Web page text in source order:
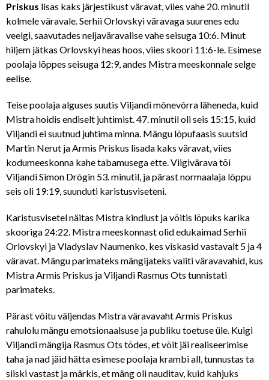
Priskus lisas kaks järjestikust väravat, viies vahe 20. minutil
kolmele väravale. Serhii Orlovskyi väravaga suurenes edu
veelgi, saavutades neljaväravalise vahe seisuga 10:6. Minut
hiljem jätkas Orlovskyi heas hoos, viies skoori 11:6-le. Esimese
poolaja lõppes seisuga 12:9, andes Mistra meeskonnale selge
eelise.
Teise poolaja alguses suutis Viljandi mõnevõrra läheneda, kuid
Mistra hoidis endiselt juhtimist. 47. minutil oli seis 15:15, kuid
Viljandi ei suutnud juhtima minna. Mängu lõpufaasis suutsid
Martin Nerut ja Armis Priskus lisada kaks väravat, viies
kodumeeskonna kahe tabamusega ette. Viigivärava tõi
Viljandi Simon Drõgin 53. minutil, ja pärast normaalaja lõppu
seis oli 19:19, suunduti karistusviseteni.
Karistusvisetel näitas Mistra kindlust ja võitis lõpuks karika
skooriga 24:22. Mistra meeskonnast olid edukaimad Serhii
Orlovskyi ja Vladyslav Naumenko, kes viskasid vastavalt 5 ja 4
väravat. Mängu parimateks mängijateks valiti väravavahid, kus
Mistra Armis Priskus ja Viljandi Rasmus Ots tunnistati
parimateks.
Pärast võitu väljendas Mistra väravavaht Armis Priskus
rahulolu mängu emotsionaalsuse ja publiku toetuse üle. Kuigi
Viljandi mängija Rasmus Ots tõdes, et võit jäi realiseerimise
taha ja nad jäid hätta esimese poolaja krambi all, tunnustas ta
siiski vastast ja märkis, et mäng oli nauditav, kuid kahjuks